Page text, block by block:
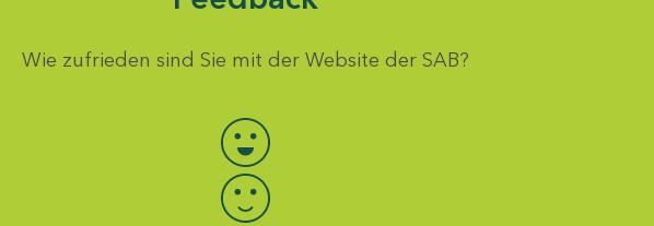
Wie zufrieden sind Sie mit der Website der SAB?
Bewertung auswählen